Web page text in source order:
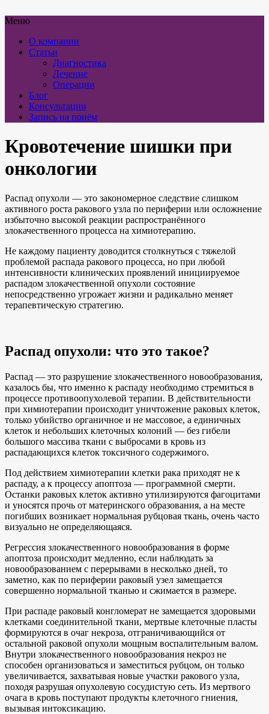
Меню
О компании
Статьи
Диагностика
Лечение
Операции
Блог
Консультации
Запись на приём
Кровотечение шишки при
онкологии
Распад опухоли — это закономерное следствие слишком
активного роста ракового узла по периферии или осложнение
избыточно высокой реакции распространённого
злокачественного процесса на химиотерапию.
Не каждому пациенту доводится столкнуться с тяжелой
проблемой распада ракового процесса, но при любой
интенсивности клинических проявлений инициируемое
распадом злокачественной опухоли состояние
непосредственно угрожает жизни и радикально меняет
терапевтическую стратегию.
Распад опухоли: что это такое?
Распад — это разрушение злокачественного новообразования,
казалось бы, что именно к распаду необходимо стремиться в
процессе противоопухолевой терапии. В действительности
при химиотерапии происходит уничтожение раковых клеток,
только убийство органичное и не массовое, а единичных
клеток и небольших клеточных колоний — без гибели
большого массива ткани с выбросами в кровь из
распадающихся клеток токсичного содержимого.
Под действием химиотерапии клетки рака приходят не к
распаду, а к процессу апоптоза — программной смерти.
Останки раковых клеток активно утилизируются фагоцитами
и уносятся прочь от материнского образования, а на месте
погибших возникает нормальная рубцовая ткань, очень часто
визуально не определяющаяся.
Регрессия злокачественного новообразования в форме
апоптоза происходит медленно, если наблюдать за
новообразованием с перерывами в несколько дней, то
заметно, как по периферии раковый узел замещается
совершенно нормальной тканью и сжимается в размере.
При распаде раковый конгломерат не замещается здоровыми
клетками соединительной ткани, мертвые клеточные пласты
формируются в очаг некроза, отграничивающийся от
остальной раковой опухоли мощным воспалительным валом.
Внутри злокачественного новообразования некроз не
способен организоваться и заместиться рубцом, он только
увеличивается, захватывая новые участки ракового узла,
походя разрушая опухолевую сосудистую сеть. Из мертвого
очага в кровь поступают продукты клеточного гниения,
вызывая интоксикацию.